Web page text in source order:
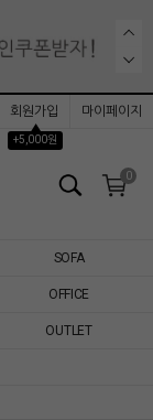
회원가입
▲
+5,000원
마이페이지
0
SOFA
OFFICE
OUTLET